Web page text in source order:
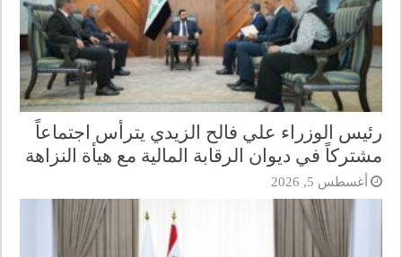
رئيس الوزراء علي فالح الزيدي يترأس اجتماعاً
مشتركاً في ديوان الرقابة المالية مع هيأة النزاهة
أغسطس 5, 2026